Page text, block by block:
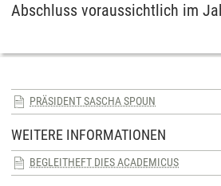
Abschluss voraussichtlich im
PRÄSIDENT SASCHA SPOUN
WEITERE INFORMATIONEN
BEGLEITHEFT DIES ACADEMICUS